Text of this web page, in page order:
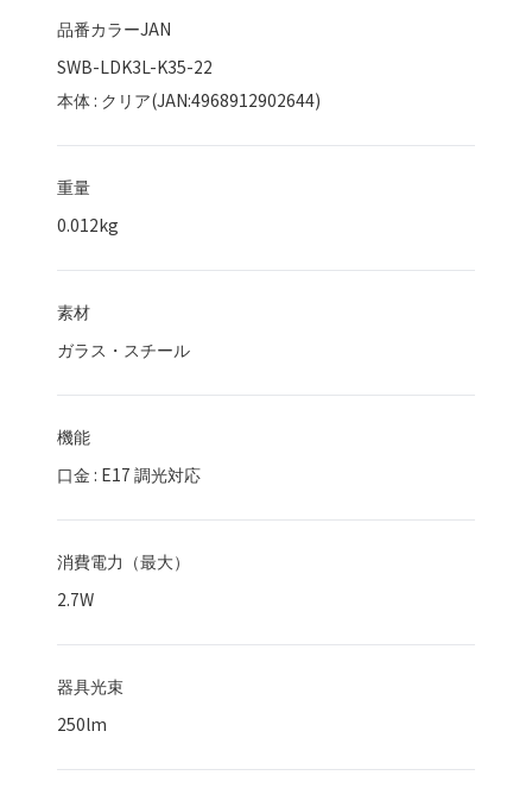
品番カラーJAN
SWB-LDK3L-K35-22
本体 : クリア(JAN:4968912902644)
重量
0.012kg
素材
ガラス・スチール
機能
口金 : E17 調光対応
消費電力（最大）
2.7W
器具光束
250lm